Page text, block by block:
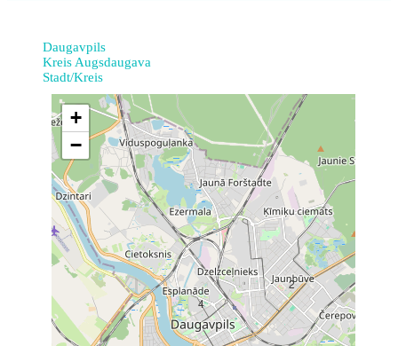
Daugavpils
Kreis Augsdaugava
Stadt/Kreis
2
4
+
−